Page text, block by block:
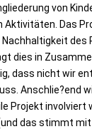
von
Aktivitäten. Das
des
dies in
dass nicht wir
Anschlie?end
Projekt involviert
das stimmt